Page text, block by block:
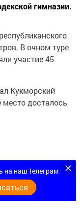
гимназии.
В очном туре
участие 45
Кукморский
место досталось
в
на наш Телеграм